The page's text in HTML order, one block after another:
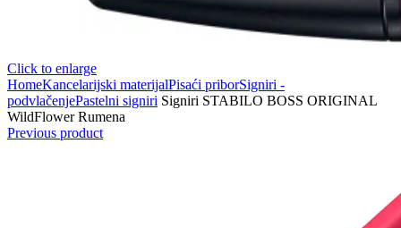
Click to enlarge
HomeKancelarijski materijalPisaći priborSigniri -
podvlačenjePastelni signiri Signiri STABILO BOSS ORIGINAL
WildFlower Rumena
Previous product